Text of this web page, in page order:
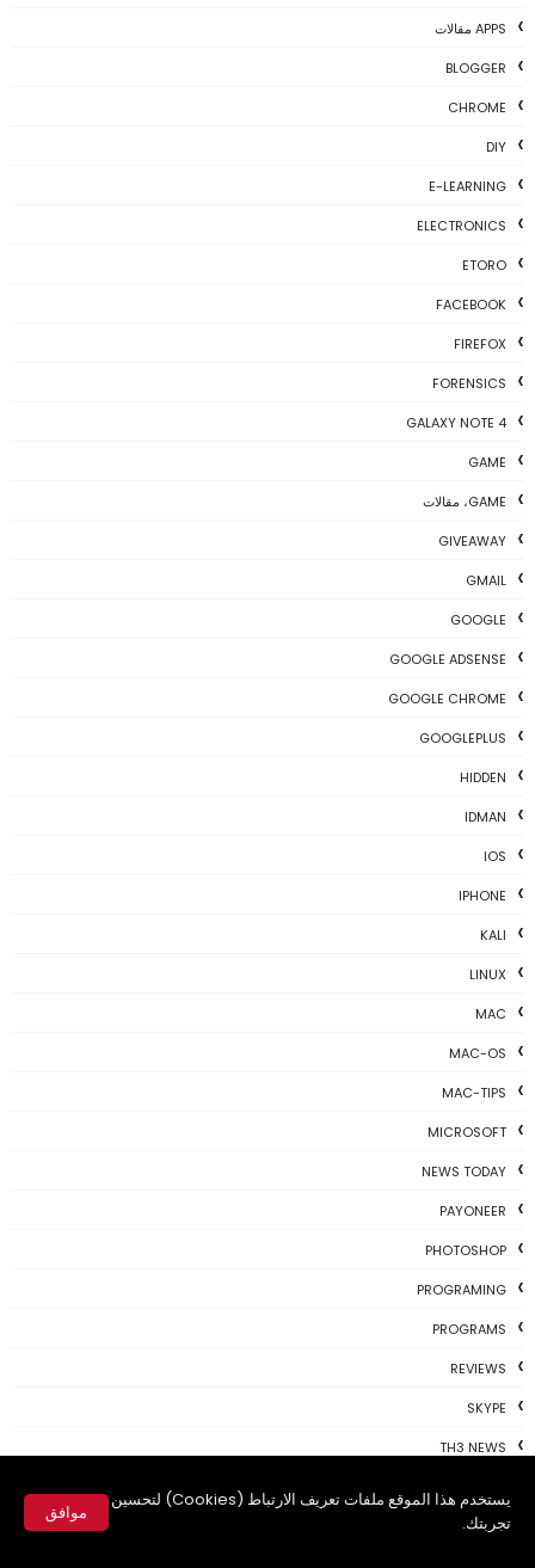
يستخدم هذا الموقع ملفات تعريف الارتباط (Cookies) لتحسين
تجربتك.
موافق
APPS مقالات
BLOGGER
CHROME
DIY
E-LEARNING
ELECTRONICS
ETORO
FACEBOOK
FIREFOX
FORENSICS
GALAXY NOTE 4
GAME
GAME، مقالات
GIVEAWAY
GMAIL
GOOGLE
GOOGLE ADSENSE
GOOGLE CHROME
GOOGLEPLUS
HIDDEN
IDMAN
IOS
IPHONE
KALI
LINUX
MAC
MAC-OS
MAC-TIPS
MICROSOFT
NEWS TODAY
PAYONEER
PHOTOSHOP
PROGRAMING
PROGRAMS
REVIEWS
SKYPE
TH3 NEWS
TSU